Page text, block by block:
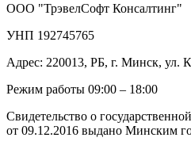
ООО "ТрэвелСофт Консалтинг"
УНП 192745765
Адрес: 220013, РБ, г. Минск, ул.
Режим работы 09:00 – 18:00
Свидетельство о
от 09.12.2016 выдано Минским